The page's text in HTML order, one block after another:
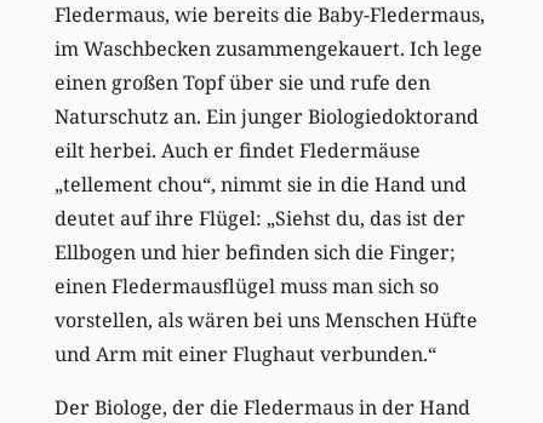
Fledermaus, wie bereits die Baby-Fledermaus,
im Waschbecken zusammengekauert. Ich lege
einen großen Topf über sie und rufe den
Naturschutz an. Ein junger Biologiedoktorand
eilt herbei. Auch er findet Fledermäuse
„tellement chou“, nimmt sie in die Hand und
deutet auf ihre Flügel: „Siehst du, das ist der
Ellbogen und hier befinden sich die Finger;
einen Fledermausflügel muss man sich so
vorstellen, als wären bei uns Menschen Hüfte
und Arm mit einer Flughaut verbunden.“
Der Biologe, der die Fledermaus in der Hand